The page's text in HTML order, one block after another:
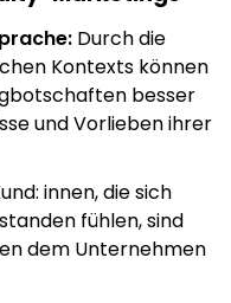
Durch die
Kontexts können
besser
und Vorlieben ihrer
innen, die sich
fühlen, sind
dem Unternehmen